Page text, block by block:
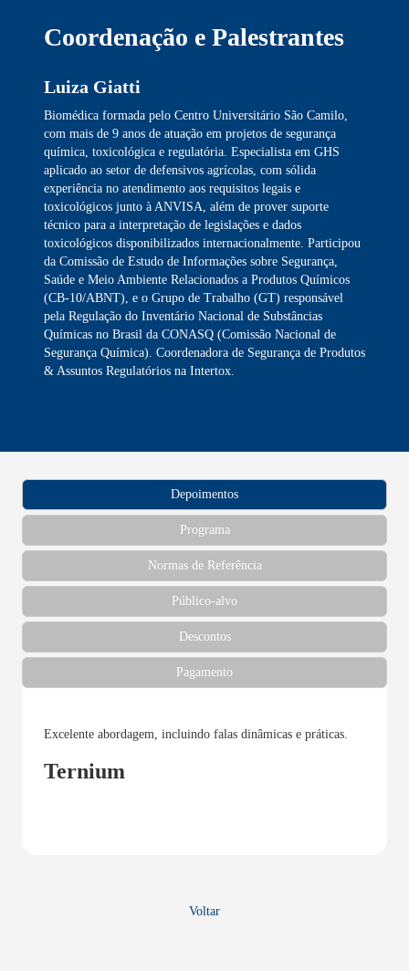
Coordenação e Palestrantes
Luiza Giatti
Biomédica formada pelo Centro Universitário São Camilo,
com mais de 9 anos de atuação em projetos de segurança
química, toxicológica e regulatória. Especialista em GHS
aplicado ao setor de defensivos agrícolas, com sólida
experiência no atendimento aos requisitos legais e
toxicológicos junto à ANVISA, além de prover suporte
técnico para a interpretação de legislações e dados
toxicológicos disponibilizados internacionalmente. Participou
da Comissão de Estudo de Informações sobre Segurança,
Saúde e Meio Ambiente Relacionados a Produtos Químicos
(CB-10/ABNT), e o Grupo de Trabalho (GT) responsável
pela Regulação do Inventário Nacional de Substâncias
Químicas no Brasil da CONASQ (Comissão Nacional de
Segurança Química). Coordenadora de Segurança de Produtos
& Assuntos Regulatórios na Intertox.
Depoimentos
Programa
Normas de Referência
Público-alvo
Descontos
Pagamento
Excelente abordagem, incluindo falas dinâmicas e práticas.
Ternium
Voltar